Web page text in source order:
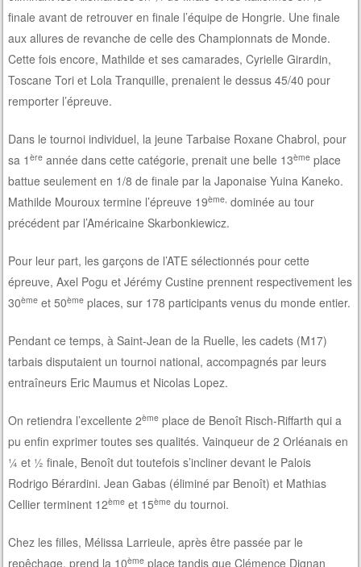
finale avant de retrouver en finale l’équipe de Hongrie. Une finale
aux allures de revanche de celle des Championnats de Monde.
Cette fois encore, Mathilde et ses camarades, Cyrielle Girardin,
Toscane Tori et Lola Tranquille, prenaient le dessus 45/40 pour
remporter l’épreuve.
Dans le tournoi individuel, la jeune Tarbaise Roxane Chabrol, pour
sa 1ère année dans cette catégorie, prenait une belle 13ème place
battue seulement en 1/8 de finale par la Japonaise Yuina Kaneko.
Mathilde Mouroux termine l’épreuve 19ème, dominée au tour
précédent par l’Américaine Skarbonkiewicz.
Pour leur part, les garçons de l’ATE sélectionnés pour cette
épreuve, Axel Pogu et Jérémy Custine prennent respectivement les
30ème et 50ème places, sur 178 participants venus du monde entier.
Pendant ce temps, à Saint-Jean de la Ruelle, les cadets (M17)
tarbais disputaient un tournoi national, accompagnés par leurs
entraîneurs Eric Maumus et Nicolas Lopez.
On retiendra l’excellente 2ème place de Benoît Risch-Riffarth qui a
pu enfin exprimer toutes ses qualités. Vainqueur de 2 Orléanais en
¼ et ½ finale, Benoît dut toutefois s’incliner devant le Palois
Rodrigo Bérardini. Jean Gabas (éliminé par Benoît) et Mathias
Cellier terminent 12ème et 15ème du tournoi.
Chez les filles, Mélissa Larrieule, après être passée par le
repêchage, prend la 10ème place tandis que Clémence Dignan